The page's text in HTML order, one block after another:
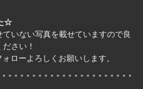
☆
いない写真を載せていますので良
さい！
ローよろしくお願いします。
＊＊＊＊＊＊＊＊＊＊＊＊＊＊＊＊＊＊＊＊＊